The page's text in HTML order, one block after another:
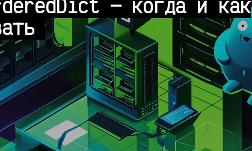
— когда и как